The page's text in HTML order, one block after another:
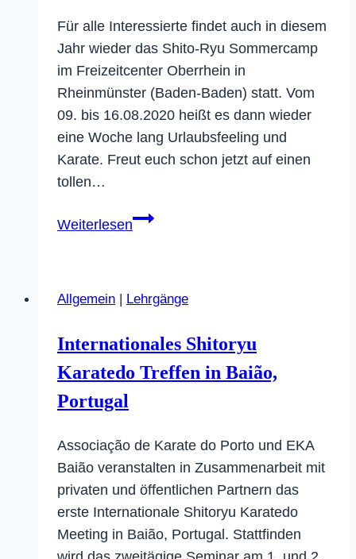
Für alle Interessierte findet auch in diesem
Jahr wieder das Shito-Ryu Sommercamp
im Freizeitcenter Oberrhein in
Rheinmünster (Baden-Baden) statt. Vom
09. bis 16.08.2020 heißt es dann wieder
eine Woche lang Urlaubsfeeling und
Karate. Freut euch schon jetzt auf einen
tollen…
WeiterlesenVorausschau
Ryu
2020
Allgemein | Lehrgänge
Internationales Shitoryu
Karatedo Treffen in Baião,
Portugal
Associação de Karate do Porto und EKA
Baião veranstalten in Zusammenarbeit mit
privaten und öffentlichen Partnern das
erste Internationale Shitoryu Karatedo
Meeting in Baião, Portugal. Stattfinden